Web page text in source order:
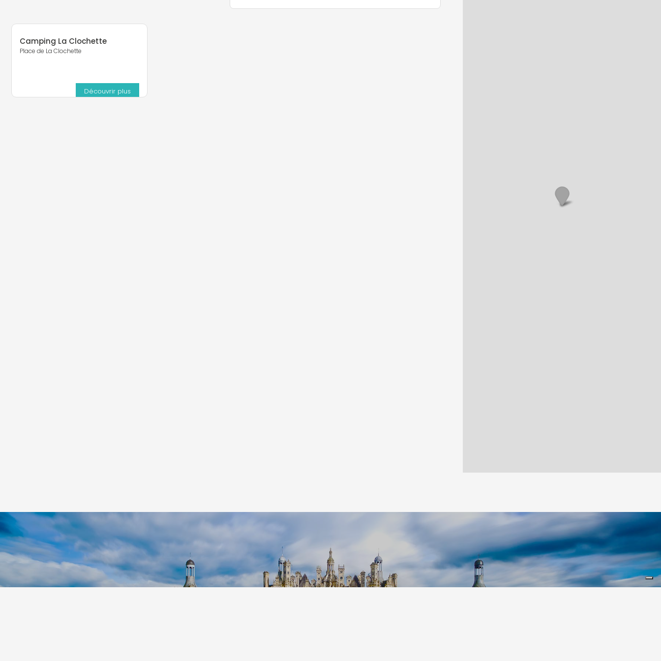
|©Koobcamp S.r.l.
Camping La Clochette
Place de La Clochette
Découvrir plus